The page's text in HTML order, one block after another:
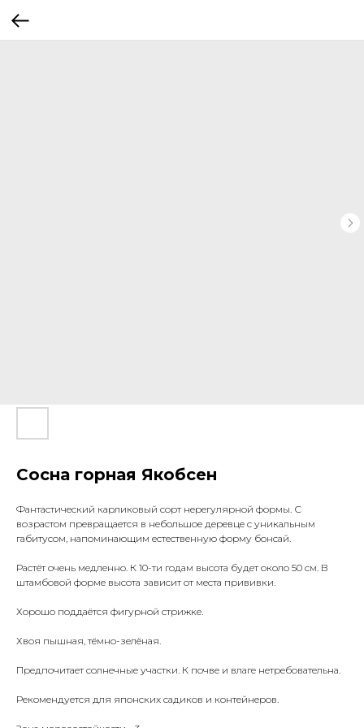
Сосна горная Якобсен
Фантастический карликовый сорт нерегулярной формы. С
возрастом превращается в небольшое деревце с уникальным
габитусом, напоминающим естественную форму бонсай.
Растёт очень медленно. К 10-ти годам высота будет около 50 см. В
штамбовой форме высота зависит от места прививки.
Хорошо поддаётся фигурной стрижке.
Хвоя пышная, тёмно-зелёная.
Предпочитает солнечные участки. К почве и влаге нетребовательна.
Рекомендуется для японских садиков и контейнеров.